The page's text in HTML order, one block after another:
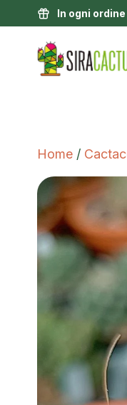
In ogni
Home /